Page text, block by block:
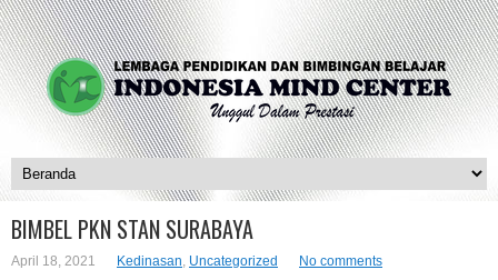
BIMBEL PKN STAN SURABAYA
April 18, 2021 Kedinasan, Uncategorized No comments